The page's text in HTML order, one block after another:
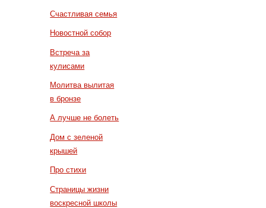
Счастливая семья
Новостной собор
Встреча за
кулисами
Молитва вылитая
в бронзе
А лучше не болеть
Дом с зеленой
крышей
Про стихи
Страницы жизни
воскресной школы